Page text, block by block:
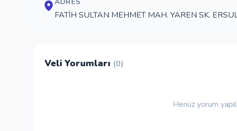
FATİH SULTAN MEHMET MAH. YAREN SK.
Veli Yorumları (0)
Henüz yorum